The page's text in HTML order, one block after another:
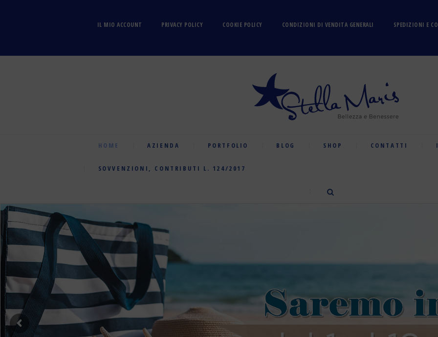
IL MIO ACCOUNT PRIVACY POLICY COOKIE POLICY CONDIZIONI DI VENDITA GENERALI SPEDIZIONI E
HOME AZIENDA PORTFOLIO BLOG SHOP CONTATTI
SOVVENZIONI, CONTRIBUTI L. 124/2017